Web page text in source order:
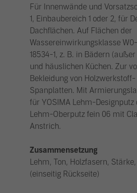
Für Innenwände und
1, Einbaubereich 1 oder 2, für
Dachflächen. Auf Flächen der
Wassereinwirkungsklasse
18534-1, z. B. in Bädern
und häuslichen Küchen. Zur
Bekleidung von Holzwerkstoff-
Spanplatten. Mit
für YOSIMA Lehm-Designputz
Lehm-Oberputz fein 06 mit
Anstrich.
Zusammensetzung
Lehm, Ton, Holzfasern,
(einseitig Rückseite)